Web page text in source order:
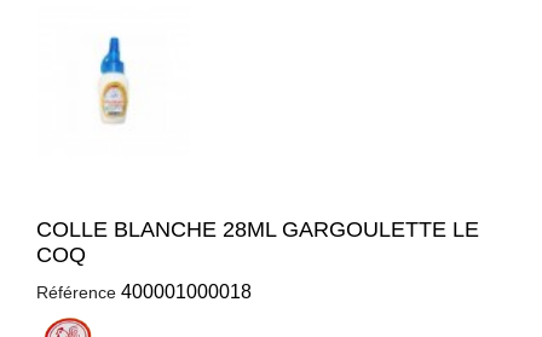
COLLE BLANCHE 28ML GARGOULETTE LE
COQ
Référence 400001000018